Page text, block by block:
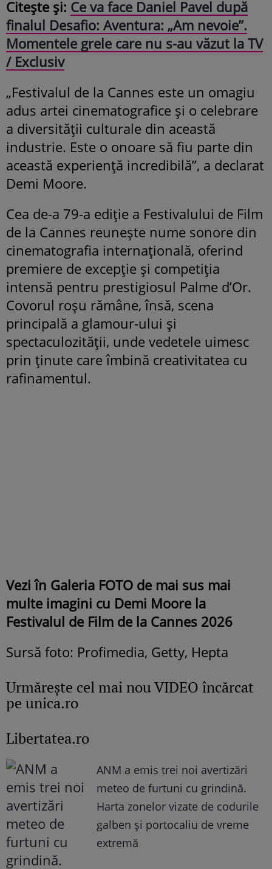
Citește și: Ce va face Daniel Pavel după
finalul Desafio: Aventura: „Am nevoie”.
Momentele grele care nu s-au văzut la TV
/ Exclusiv
„Festivalul de la Cannes este un omagiu
adus artei cinematografice și o celebrare
a diversității culturale din această
industrie. Este o onoare să fiu parte din
această experiență incredibilă”, a declarat
Demi Moore.
Cea de-a 79-a ediție a Festivalului de Film
de la Cannes reunește nume sonore din
cinematografia internațională, oferind
premiere de excepție și competiția
intensă pentru prestigiosul Palme d’Or.
Covorul roșu rămâne, însă, scena
principală a glamour-ului și
spectaculozității, unde vedetele uimesc
prin ținute care îmbină creativitatea cu
rafinamentul.
Vezi în Galeria FOTO de mai sus mai
multe imagini cu Demi Moore la
Festivalul de Film de la Cannes 2026
Sursă foto: Profimedia, Getty, Hepta
Urmăreşte cel mai nou VIDEO încărcat
pe unica.ro
Libertatea.ro
ANM a emis trei noi avertizări
meteo de furtuni cu grindină.
Harta zonelor vizate de codurile
galben și portocaliu de vreme
extremă